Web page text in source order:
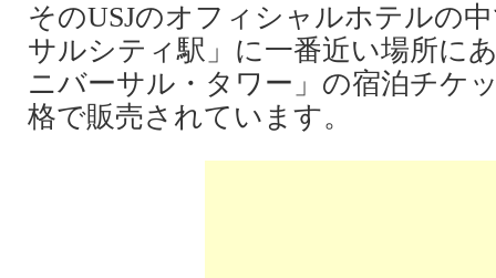
そのUSJのオフィシャルホテルの
サルシティ駅」に一番近い場所に
ニバーサル・タワー」の宿泊チケ
格で販売されています。